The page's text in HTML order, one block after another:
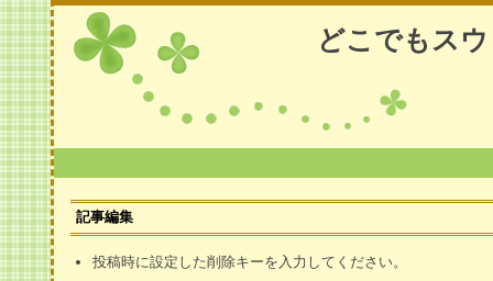
どこでもス
記事編集
投稿時に設定した削除キーを入力してください。